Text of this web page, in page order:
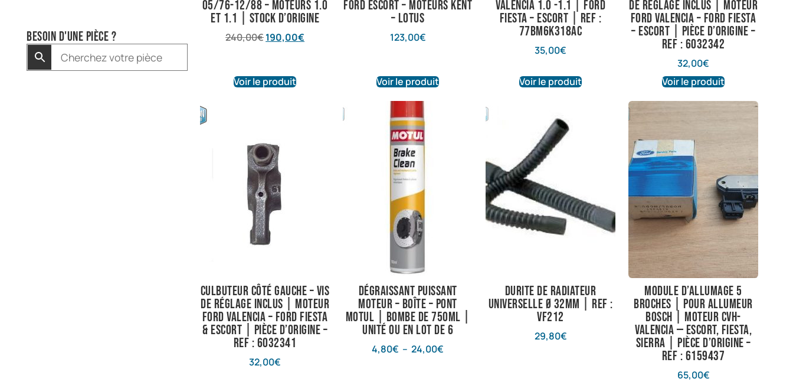
Besoin d'une pièce ?
05/76-12/88 – Moteurs 1.0
et 1.1 | Stock d’origine
240,00€190,00€
Voir le produit
Ford Escort – Moteurs Kent
– Lotus
123,00€
Voir le produit
Valencia 1.0 -1.1 | Ford
Fiesta – Escort | Ref :
77BM6K318AC
35,00€
Voir le produit
de réglage inclus | Moteur
Ford Valencia – Ford Fiesta
– Escort | Pièce d’origine –
Ref : 6032342
32,00€
Voir le produit
Culbuteur côté gauche – vis
de réglage inclus | Moteur
Ford Valencia – Ford Fiesta
& Escort | Pièce d’origine –
Ref : 6032341
32,00€
Dégraissant puissant
Moteur – Boîte – Pont
Motul | Bombe de 750ml |
Unité ou en lot de 6
4,80€ – 24,00€
Durite de radiateur
universelle Ø 32mm | Ref :
VF212
29,80€
Module d’allumage 5
broches | Pour Allumeur
Bosch | Moteur CVH-
Valencia — Escort, Fiesta,
Sierra | Pièce d’origine –
Ref : 6159437
65,00€